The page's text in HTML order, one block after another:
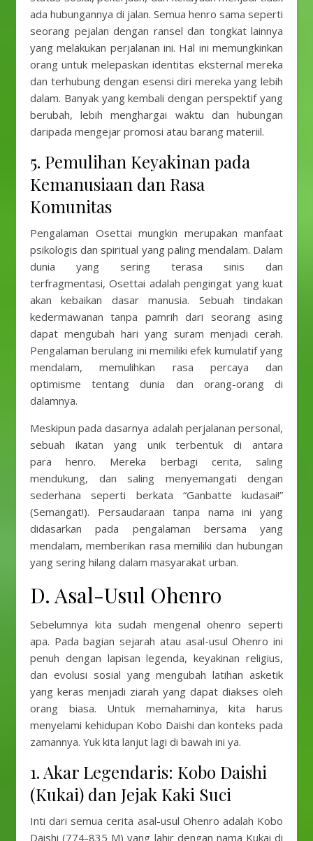
ada hubungannya di jalan. Semua henro sama seperti
seorang pejalan dengan ransel dan tongkat lainnya
yang melakukan perjalanan ini. Hal ini memungkinkan
orang untuk melepaskan identitas eksternal mereka
dan terhubung dengan esensi diri mereka yang lebih
dalam. Banyak yang kembali dengan perspektif yang
berubah, lebih menghargai waktu dan hubungan
daripada mengejar promosi atau barang materiil.
5. Pemulihan Keyakinan pada
Kemanusiaan dan Rasa
Komunitas
Pengalaman Osettai mungkin merupakan manfaat
psikologis dan spiritual yang paling mendalam. Dalam
dunia yang sering terasa sinis dan
terfragmentasi, Osettai adalah pengingat yang kuat
akan kebaikan dasar manusia. Sebuah tindakan
kedermawanan tanpa pamrih dari seorang asing
dapat mengubah hari yang suram menjadi cerah.
Pengalaman berulang ini memiliki efek kumulatif yang
mendalam, memulihkan rasa percaya dan
optimisme tentang dunia dan orang-orang di
dalamnya.
Meskipun pada dasarnya adalah perjalanan personal,
sebuah ikatan yang unik terbentuk di antara
para henro. Mereka berbagi cerita, saling
mendukung, dan saling menyemangati dengan
sederhana seperti berkata “Ganbatte kudasai!”
(Semangat!). Persaudaraan tanpa nama ini yang
didasarkan pada pengalaman bersama yang
mendalam, memberikan rasa memiliki dan hubungan
yang sering hilang dalam masyarakat urban.
D. Asal-Usul Ohenro
Sebelumnya kita sudah mengenal ohenro seperti
apa. Pada bagian sejarah atau asal-usul Ohenro ini
penuh dengan lapisan legenda, keyakinan religius,
dan evolusi sosial yang mengubah latihan asketik
yang keras menjadi ziarah yang dapat diakses oleh
orang biasa. Untuk memahaminya, kita harus
menyelami kehidupan Kobo Daishi dan konteks pada
zamannya. Yuk kita lanjut lagi di bawah ini ya.
1. Akar Legendaris: Kobo Daishi
(Kukai) dan Jejak Kaki Suci
Inti dari semua cerita asal-usul Ohenro adalah Kobo
Daishi (774-835 M) yang lahir dengan nama Kukai di